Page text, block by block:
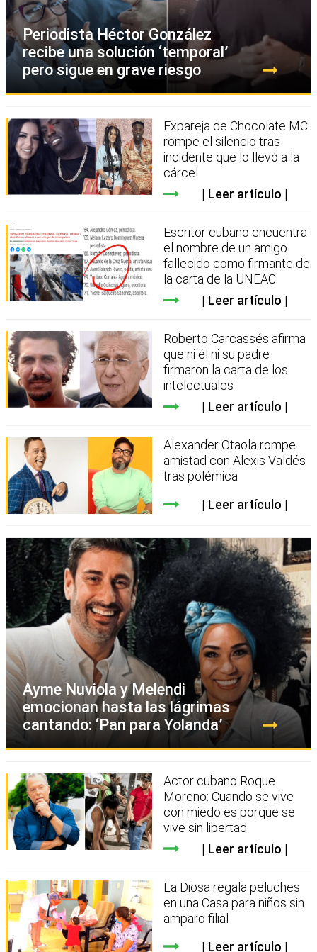
Periodista Héctor González
recibe una solución ‘temporal’
pero sigue en grave riesgo
Expareja de Chocolate MC
rompe el silencio tras
incidente que lo llevó a la
cárcel
Leer artículo
Escritor cubano encuentra
el nombre de un amigo
fallecido como firmante de
la carta de la UNEAC
Leer artículo
Roberto Carcassés afirma
que ni él ni su padre
firmaron la carta de los
intelectuales
Leer artículo
Alexander Otaola rompe
amistad con Alexis Valdés
tras polémica
Leer artículo
Ayme Nuviola y Melendi
emocionan hasta las lágrimas
cantando: ‘Pan para Yolanda’
Actor cubano Roque
Moreno: Cuando se vive
con miedo es porque se
vive sin libertad
Leer artículo
La Diosa regala peluches
en una Casa para niños sin
amparo filial
Leer artículo